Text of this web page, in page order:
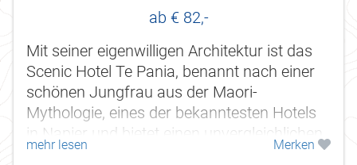
ab € 82,-
Mit seiner eigenwilligen Architektur ist das
Scenic Hotel Te Pania, benannt nach einer
schönen Jungfrau aus der Maori-
Mythologie, eines der bekanntesten Hotels
in Napier und bietet einen unvergleichlichen
Ausblick auf die Hawke's Bay.
mehr lesen Merken